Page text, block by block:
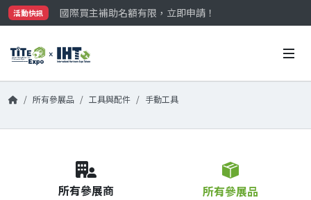
活動快訊
國際買主補助名額有限，立即申請！
參觀門票開放申請中‼️
國際買主補助名額有限，立即申請！
所有參展品 工具與配件 手動工具
所有參展商 所有參展品